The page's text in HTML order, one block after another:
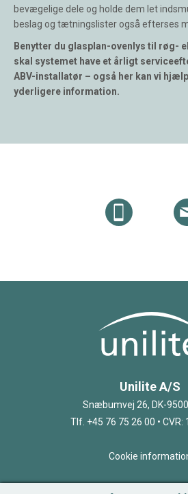
bevægelige dele og holde dem let
beslag og tætningslister også efterses
Benytter du glasplan-ovenlys til røg-
skal systemet have et årligt
ABV-installatør – også her kan vi
yderligere information.
Unilite A/S
Snæbumvej 26, DK-
Tlf. +45 76 75 26 00 • CVR:
Cookie